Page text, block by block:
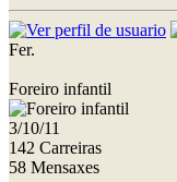
Fer.
Foreiro infantil
3/10/11
142 Carreiras
58 Mensaxes